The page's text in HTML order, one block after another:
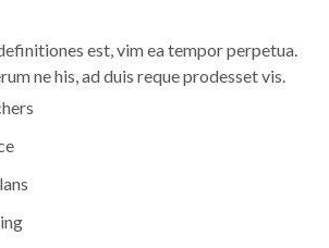
est, vim ea tempor perpetua.
ne his, ad duis reque prodesset vis.